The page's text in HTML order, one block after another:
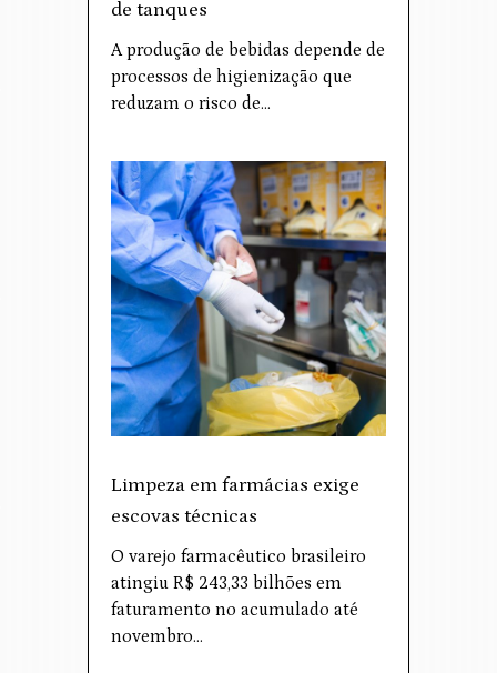
de tanques
A produção de bebidas depende de
processos de higienização que
reduzam o risco de…
Limpeza em farmácias exige
escovas técnicas
O varejo farmacêutico brasileiro
atingiu R$ 243,33 bilhões em
faturamento no acumulado até
novembro…